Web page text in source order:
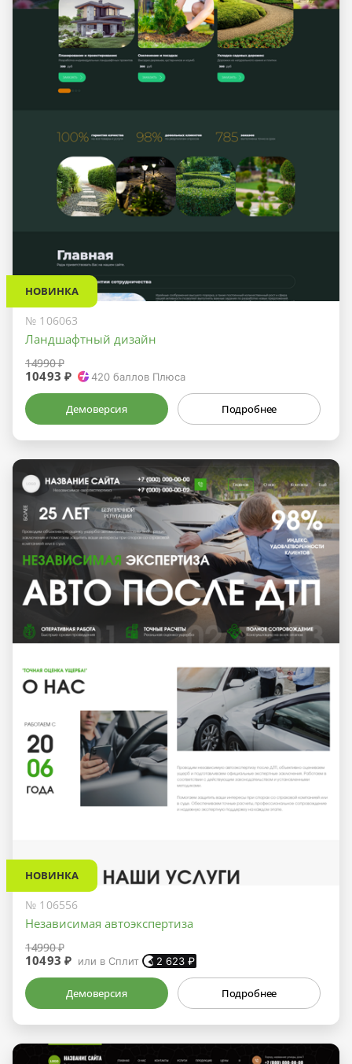
НОВИНКА
№ 106063
Ландшафтный дизайн
14990 ₽
10493 ₽ 420 баллов Плюса
Демоверсия Подробнее
НОВИНКА
№ 106556
Независимая автоэкспертиза
14990 ₽
10493 ₽ или в Сплит 2 623 ₽
Демоверсия Подробнее